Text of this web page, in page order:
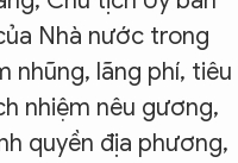
Nhà nước trong
nhũng, lãng phí, tiêu
nhiệm nêu gương,
quyền địa phương,